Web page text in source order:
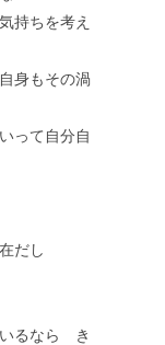
持ちを考え
身もその渦
って自分自
だし
いるなら き